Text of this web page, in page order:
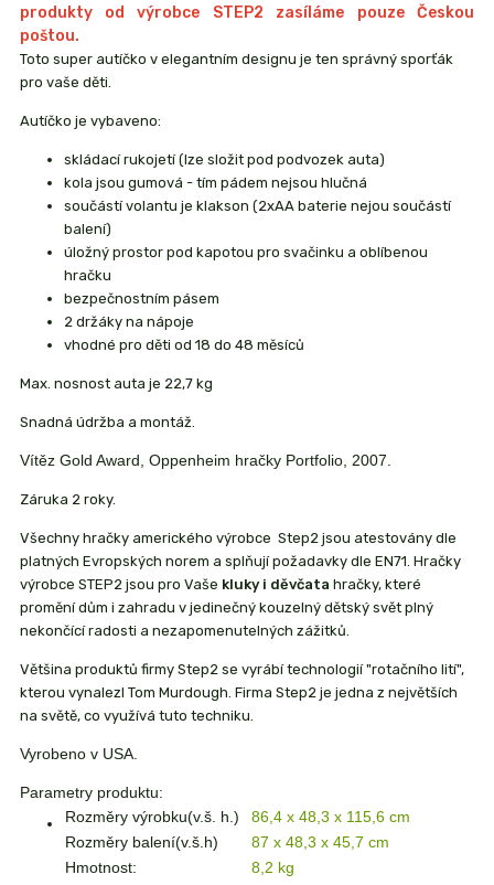
produkty od výrobce STEP2 zasíláme pouze Českou
poštou.
Toto super autíčko v elegantním designu je ten správný sporťák
pro vaše děti.
Autíčko je vybaveno:
skládací rukojetí (lze složit pod podvozek auta)
kola jsou gumová - tím pádem nejsou hlučná
součástí volantu je klakson (2xAA baterie nejou součástí
balení)
úložný prostor pod kapotou pro svačinku a oblíbenou
hračku
bezpečnostním pásem
2 držáky na nápoje
vhodné pro děti od 18 do 48 měsíců
Max. nosnost auta je 22,7 kg
Snadná údržba a montáž.
Vítěz Gold Award, Oppenheim hračky Portfolio, 2007.
Záruka 2 roky.
Všechny hračky amerického výrobce Step2 jsou atestovány dle
platných Evropských norem a splňují požadavky dle EN71. Hračky
výrobce STEP2 jsou pro Vaše kluky i děvčata hračky, které
promění dům i zahradu v jedinečný kouzelný dětský svět plný
nekončící radosti a nezapomenutelných zážitků.
Většina produktů firmy Step2 se vyrábí technologií "rotačního lití",
kterou vynalezl Tom Murdough. Firma Step2 je jedna z největších
na světě, co využívá tuto techniku.
Vyrobeno v USA.
Parametry produktu:
Rozměry výrobku(v.š. h.)
86,4 x 48,3 x 115,6 cm
Rozměry balení(v.š.h)
87 x 48,3 x 45,7 cm
Hmotnost:
8,2 kg